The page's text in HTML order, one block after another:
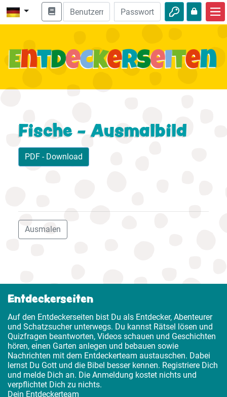
Bibel entdecken
Fische - Ausmalbild
PDF - Download
Ausmalen
Entdeckerseiten
Auf den Entdeckerseiten bist Du als Entdecker, Abenteurer
und Schatzsucher unterwegs. Du kannst Rätsel lösen und
Quizfragen beantworten, Videos schauen und Geschichten
hören, einen Garten anlegen und bebauen sowie
Nachrichten mit dem Entdeckerteam austauschen. Dabei
lernst Du Gott und die Bibel besser kennen. Registriere Dich
und melde Dich an. Die Anmeldung kostet nichts und
verpflichtet Dich zu nichts.
Dein Entdeckerteam